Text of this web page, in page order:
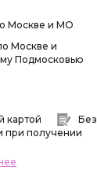
Москве и МО
Москве и
Подмосковью
картой
при получении